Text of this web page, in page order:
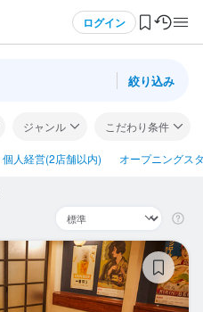
ログイン
絞り込み
ジャンル こだわり条件
個人経営(2店舗以内) オープニングス